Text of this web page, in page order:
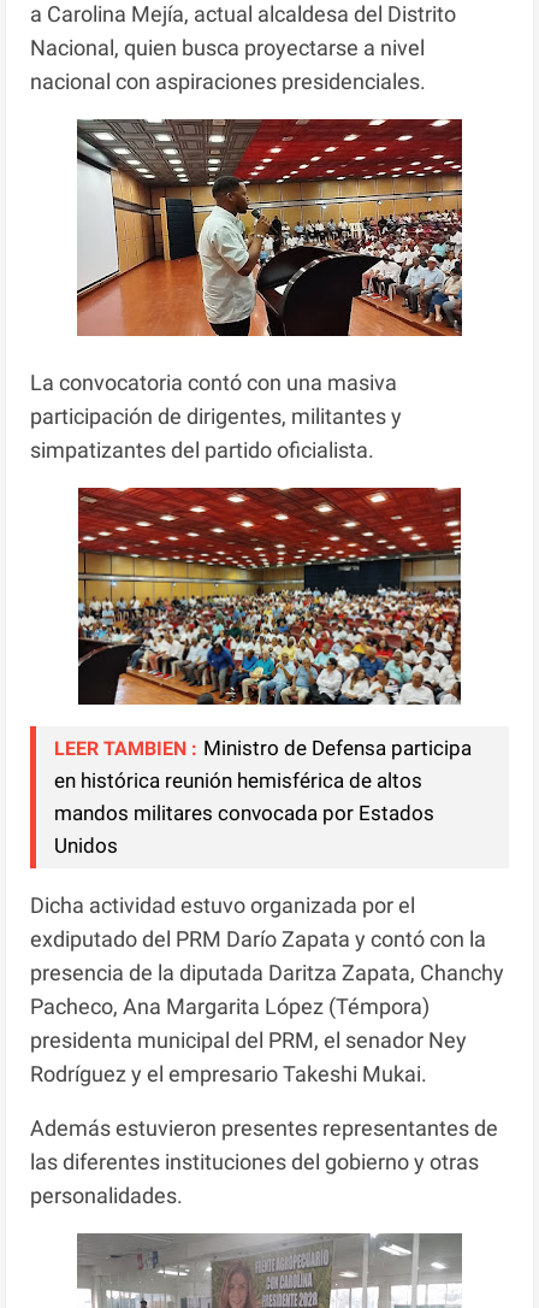
a Carolina Mejía, actual alcaldesa del Distrito
Nacional, quien busca proyectarse a nivel
nacional con aspiraciones presidenciales.
La convocatoria contó con una masiva
participación de dirigentes, militantes y
simpatizantes del partido oficialista.
LEER TAMBIEN : Ministro de Defensa participa
en histórica reunión hemisférica de altos
mandos militares convocada por Estados
Unidos
Dicha actividad estuvo organizada por el
exdiputado del PRM Darío Zapata y contó con la
presencia de la diputada Daritza Zapata, Chanchy
Pacheco, Ana Margarita López (Témpora)
presidenta municipal del PRM, el senador Ney
Rodríguez y el empresario Takeshi Mukai.
Además estuvieron presentes representantes de
las diferentes instituciones del gobierno y otras
personalidades.